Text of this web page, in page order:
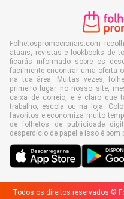
Folhetospromocionais.com
atuais, revistas e lookbooks de
ficarás informado sobre os
facilmente encontrar uma oferta
na tua área. Muitas vezes,
primeiro lugar no nosso site,
caixa de correio, e é claro que
trabalho, escola ou na loja.
favoritos e economiza muito
de folhetos de publicidade
desperdício de papel e isso é bom
Todos os direitos reservados ©